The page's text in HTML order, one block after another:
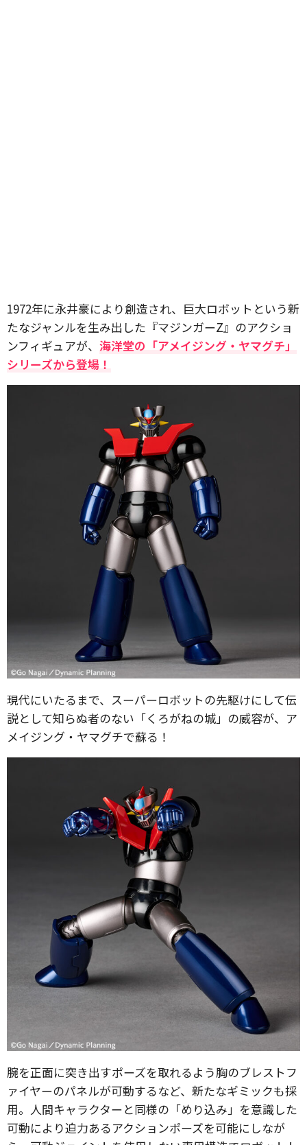
1972年に永井豪により創造され、巨大ロボットという新
たなジャンルを生み出した『マジンガーZ』のアクショ
ンフィギュアが、 海洋堂の「アメイジング・ヤマグチ」
シリーズから登場！
現代にいたるまで、スーパーロボットの先駆けにして伝
説として知らぬ者のない「くろがねの城」の威容が、ア
メイジング・ヤマグチで蘇る！
腕を正面に突き出すポーズを取れるよう胸のブレストフ
ァイヤーのパネルが可動するなど、新たなギミックも採
用。人間キャラクターと同様の「めり込み」を意識した
可動により迫力あるアクションポーズを可能にしなが